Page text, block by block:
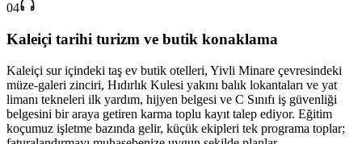
04
Kaleiçi tarihi turizm ve butik konaklama
Kaleiçi sur içindeki taş ev butik otelleri, Yivli Minare çevresindeki
müze-galeri zinciri, Hıdırlık Kulesi yakını balık lokantaları ve yat
limanı tekneleri ilk yardım, hijyen belgesi ve C Sınıfı iş güvenliği
belgesini bir araya getiren karma toplu kayıt talep ediyor. Eğitim
koçumuz işletme bazında gelir, küçük ekipleri tek programa toplar;